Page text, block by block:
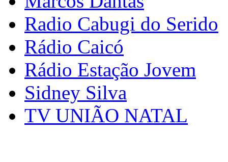
Radio Cabugi do Serido
Rádio Caicó
Rádio Estação Jovem
Sidney Silva
TV UNIÃO NATAL